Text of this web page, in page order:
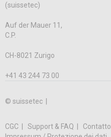
(suissetec)
Auf der Mauer 11,
C.P.
CH-8021 Zurigo
+41 43 244 73 00
© suissetec |
CGC Support & FAQ
Contatto